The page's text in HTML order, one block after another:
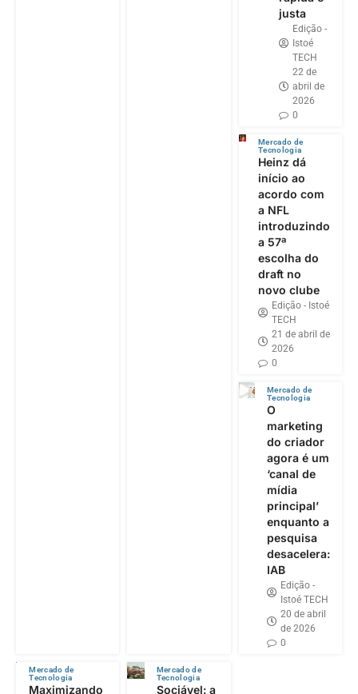
justa
Edição -
Istoé
TECH
22 de
abril de
2026
0
Mercado de
Tecnologia
Heinz dá
início ao
acordo com
a NFL
introduzindo
a 57ª
escolha do
draft no
novo clube
Edição - Istoé
TECH
21 de abril de
2026
0
Mercado de
Tecnologia
O
marketing
do criador
agora é um
‘canal de
mídia
principal’
enquanto a
pesquisa
desacelera:
IAB
Edição -
Istoé TECH
20 de abril
de 2026
0
Mercado de
Tecnologia
Maximizando
Mercado de
Tecnologia
Sociável: a